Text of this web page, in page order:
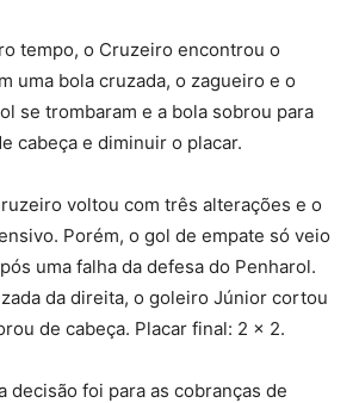
tempo, o Cruzeiro encontrou o
uma bola cruzada, o zagueiro e o
se trombaram e a bola sobrou para
cabeça e diminuir o placar.
voltou com três alterações e o
Porém, o gol de empate só veio
uma falha da defesa do Penharol.
da direita, o goleiro Júnior cortou
de cabeça. Placar final: 2 x 2.
decisão foi para as cobranças de